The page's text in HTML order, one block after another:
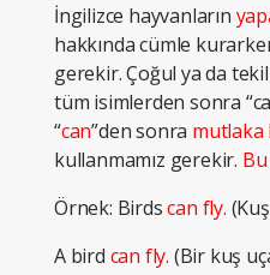
İngilizce hayvanların
hakkında cümle
gerekir. Çoğul ya da
tüm isimlerden sonra
“can”den sonra mutlaka
kullanmamız gerekir.
Örnek: Birdscan fly.
A bird can fly. (Bir kuş